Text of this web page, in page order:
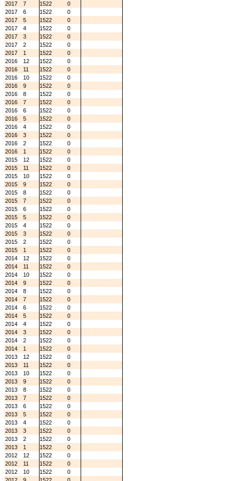
2017
7 1522
0
2017
6 1522
0
2017
5 1522
0
2017
4 1522
0
2017
3 1522
0
2017
2 1522
0
2017
1 1522
0
2016
12 1522
0
2016
11 1522
0
2016
10 1522
0
2016
9 1522
0
2016
8 1522
0
2016
7 1522
0
2016
6 1522
0
2016
5 1522
0
2016
4 1522
0
2016
3 1522
0
2016
2 1522
0
2016
1 1522
0
2015
12 1522
0
2015
11 1522
0
2015
10 1522
0
2015
9 1522
0
2015
8 1522
0
2015
7 1522
0
2015
6 1522
0
2015
5 1522
0
2015
4 1522
0
2015
3 1522
0
2015
2 1522
0
2015
1 1522
0
2014
12 1522
0
2014
11 1522
0
2014
10 1522
0
2014
9 1522
0
2014
8 1522
0
2014
7 1522
0
2014
6 1522
0
2014
5 1522
0
2014
4 1522
0
2014
3 1522
0
2014
2 1522
0
2014
1 1522
0
2013
12 1522
0
2013
11 1522
0
2013
10 1522
0
2013
9 1522
0
2013
8 1522
0
2013
7 1522
0
2013
6 1522
0
2013
5 1522
0
2013
4 1522
0
2013
3 1522
0
2013
2 1522
0
2013
1 1522
0
2012
12 1522
0
2012
11 1522
0
2012
10 1522
0